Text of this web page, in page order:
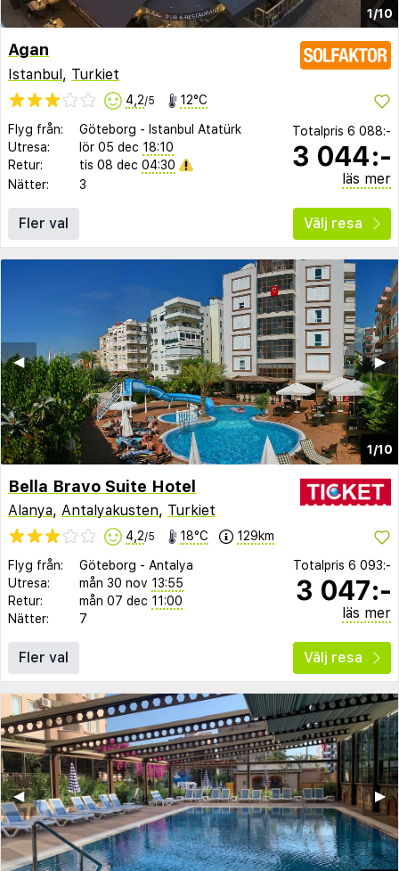
1/10
Agan
Istanbul, Turkiet
4,2/5 12°C
Flyg från: Göteborg - Istanbul Atatürk
Utresa:
lör 05 dec 18:10
Retur:
tis 08 dec 04:30
Nätter:
3
Totalpris 6 088:-
3 044:-
läs mer
Fler val Välj resa
1/10
▶︎
◀︎
Bella Bravo Suite Hotel
Alanya, Antalyakusten, Turkiet
4,2/5 18°C 129km
Flyg från: Göteborg - Antalya
Utresa:
mån 30 nov 13:55
Retur:
mån 07 dec 11:00
Nätter:
7
Totalpris 6 093:-
3 047:-
läs mer
Fler val Välj resa
▶︎
◀︎